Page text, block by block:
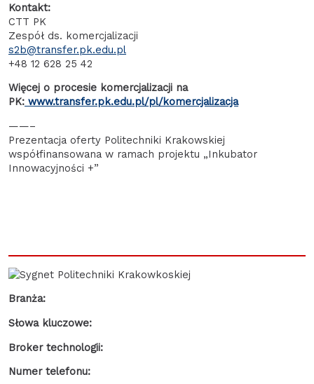
Kontakt:
CTT PK
Zespół ds. komercjalizacji
s2b@transfer.pk.edu.pl
+48 12 628 25 42
Więcej o procesie komercjalizacji na
PK: www.transfer.pk.edu.pl/pl/komercjalizacja
——–
Prezentacja oferty Politechniki Krakowskiej
współfinansowana w ramach projektu „Inkubator
Innowacyjności +”
Branża:
Słowa kluczowe:
Broker technologii:
Numer telefonu: